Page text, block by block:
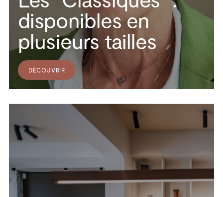
disponibles en
plusieurs tailles
DÉCOUVRIR